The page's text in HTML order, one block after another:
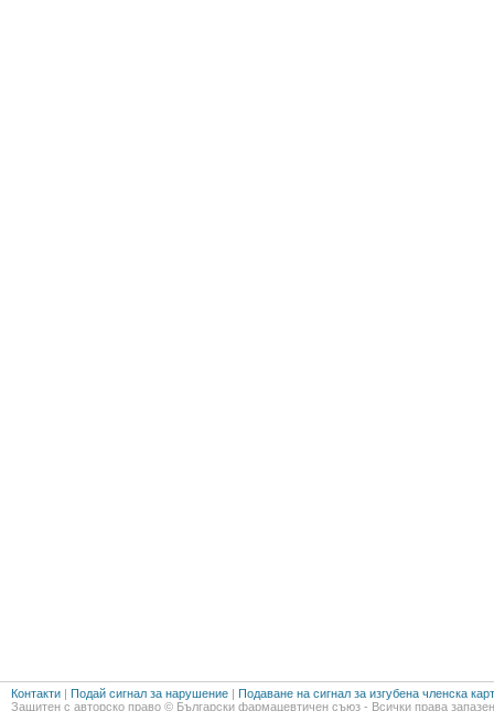
Контакти | Подай сигнал за нарушение | Подаване на сигнал за изгубена членска
Защитен с авторско право © Български фармацевтичен съюз - Всички права